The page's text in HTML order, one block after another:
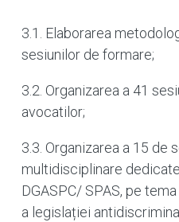
3.1. Elaborarea
sesiunilor de formare;
3.2. Organizarea a 41
avocatilor;
3.3. Organizarea a 15 de
multidisciplinare
DGASPC/ SPAS, pe
a legislației